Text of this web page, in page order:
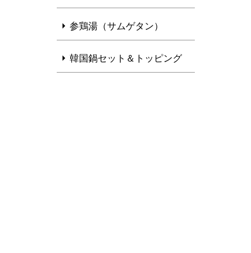
参鶏湯（サムゲタン）
韓国鍋セット＆トッピング